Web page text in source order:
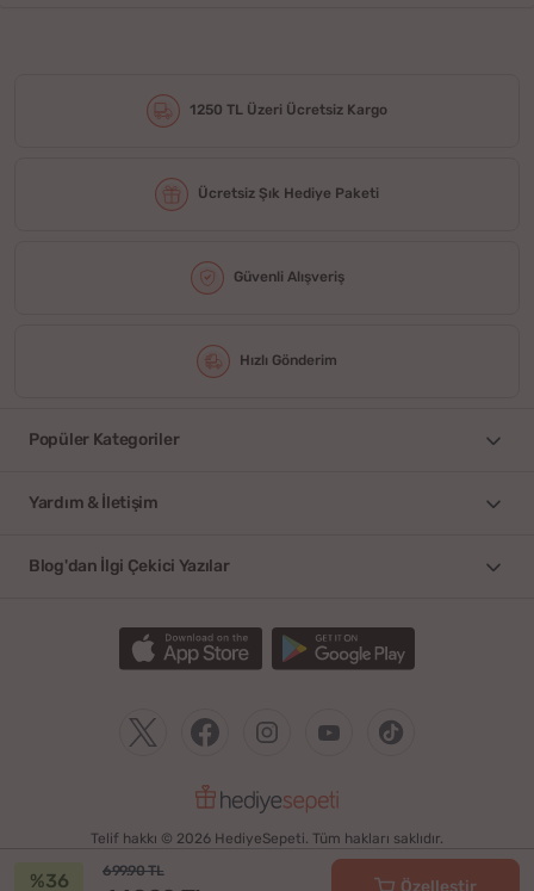
%36 699.90 TL
Özelleştir
1250 TL Üzeri Ücretsiz Kargo
Ücretsiz Şık Hediye Paketi
Güvenli Alışveriş
Hızlı Gönderim
Popüler Kategoriler
Yardım & İletişim
Blog'dan İlgi Çekici Yazılar
Telif hakkı © 2026 HediyeSepeti. Tüm hakları saklıdır.